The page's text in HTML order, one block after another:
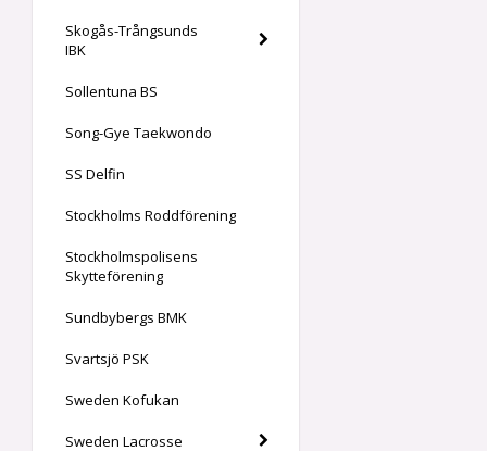
Skogås-Trångsunds
IBK
Sollentuna BS
Song-Gye Taekwondo
SS Delfin
Stockholms Roddförening
Stockholmspolisens
Skytteförening
Sundbybergs BMK
Svartsjö PSK
Sweden Kofukan
Sweden Lacrosse